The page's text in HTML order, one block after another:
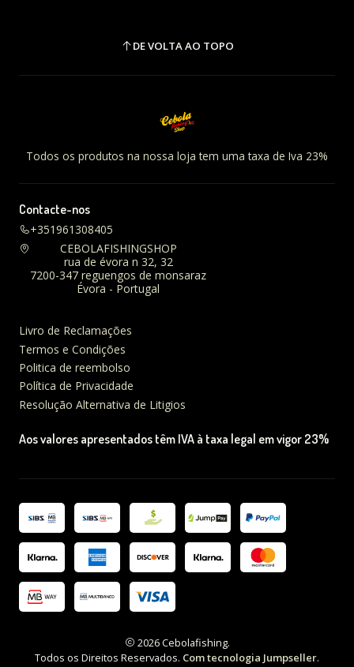
DE VOLTA AO TOPO
Todos os produtos na nossa loja tem uma taxa de Iva 23%
Contacte-nos
+351961308405
CEBOLAFISHINGSHOP
rua de évora n 32, 32
7200-347 reguengos de monsaraz
Évora - Portugal
Livro de Reclamações
Termos e Condições
Politica de reembolso
Política de Privacidade
Resolução Alternativa de Litigios
Aos valores apresentados têm IVA à taxa legal em vigor 23%
2026 Cebolafishing.
Todos os Direitos Reservados. Com tecnologia Jumpseller.